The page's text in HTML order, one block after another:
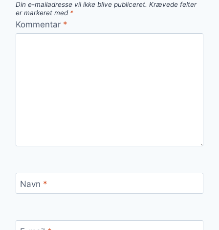
Din e-mailadresse vil ikke blive publiceret. Krævede felter
er markeret med *
Kommentar *
Navn *